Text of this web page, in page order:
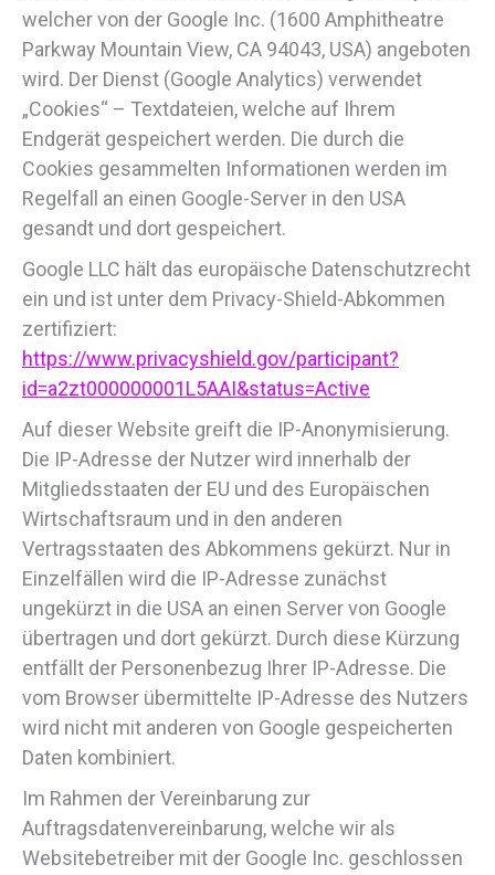
welcher von der Google Inc. (1600 Amphitheatre
Parkway Mountain View, CA 94043, USA) angeboten
wird. Der Dienst (Google Analytics) verwendet
„Cookies“ – Textdateien, welche auf Ihrem
Endgerät gespeichert werden. Die durch die
Cookies gesammelten Informationen werden im
Regelfall an einen Google-Server in den USA
gesandt und dort gespeichert.
Google LLC hält das europäische Datenschutzrecht
ein und ist unter dem Privacy-Shield-Abkommen
zertifiziert:
https://www.privacyshield.gov/participant?
id=a2zt000000001L5AAI&status=Active
Auf dieser Website greift die IP-Anonymisierung.
Die IP-Adresse der Nutzer wird innerhalb der
Mitgliedsstaaten der EU und des Europäischen
Wirtschaftsraum und in den anderen
Vertragsstaaten des Abkommens gekürzt. Nur in
Einzelfällen wird die IP-Adresse zunächst
ungekürzt in die USA an einen Server von Google
übertragen und dort gekürzt. Durch diese Kürzung
entfällt der Personenbezug Ihrer IP-Adresse. Die
vom Browser übermittelte IP-Adresse des Nutzers
wird nicht mit anderen von Google gespeicherten
Daten kombiniert.
Im Rahmen der Vereinbarung zur
Auftragsdatenvereinbarung, welche wir als
Websitebetreiber mit der Google Inc. geschlossen